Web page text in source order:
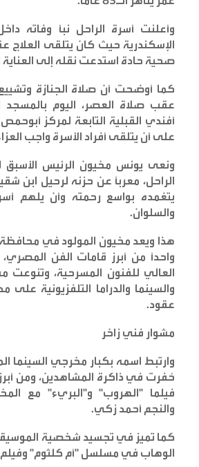
وأعلنت أسرة الراحل نبأ وفاته
الإسكندرية حيث كان يتلقى
صحية حادة استدعت نقله إلى العناية
كما أوضحت أن صلاة الجنازة
عقب صلاة العصر، اليوم بالمسجد
أفندي القبلية التابعة لمركز
على أن يتلقى أفراد الأسرة واجب
ونعى يونس مخيون الرئيس الأسبق
الراحل، معرباً عن حزنه لرحيل ابن
يتغمده بواسع رحمته وأن يلهم
والسلوان.
واحداً من أبرز قامات الفن
العالي للفنون المسرحية، وتنوعت
والسينما والدراما التلفزيونية
عقود.
مشوار فني زاخر
وارتبط اسمه بكبار مخرجي السينما
حُفرت في ذاكرة المشاهدين، ومن أبرز
فيلما "الهروب" و"البريء" مع
والنجم أحمد زكي.
كما تميز في تجسيد شخصية
الوهاب في مسلسل "أم كلثوم"